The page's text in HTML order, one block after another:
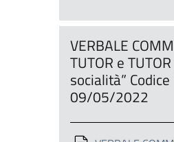
VERBALE
TUTOR e
socialità”
09/05/2022